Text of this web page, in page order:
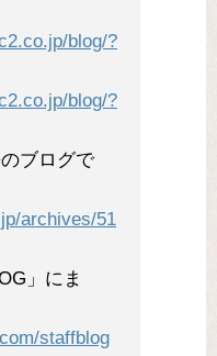
blog/?
blog/?
ブログで
archives/51
」にま
staffblog